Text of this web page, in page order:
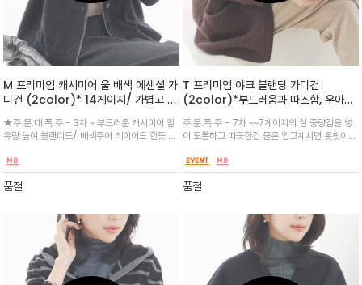
M 프리미엄 캐시미어 울 배색 에센셜 가
디건 (2color)* 14게이지/ 가볍고 따
웨어러블 아이템~
★주.문.대.폭.주 - 3차 ~ 부드러운 캐시미어 함
유량 높여 블랜디드/ 배색주어 레이어드 한듯 슬
으로 다양한 색상의 하의와 코디하기굿
품절
T 프리미엄 야크 블랜딩 가디건
(2color)*부드러움과 따스함, 우아한
자연스러운 실루엣을 연출해드리며 보송
보송한 외관과 더불어 보온성까지 갖췄
습니다
주.문.폭.주 - 7차 ~~7게이지의 실 중량감을 넣
어 도톰하고 따듯한건 물론 입고계시면 옷핏이
장과 양 옆에 주머니가 있어 아우터로 활용하기
좋은 아이
품절